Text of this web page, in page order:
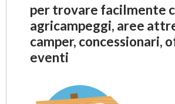
per trovare facilmente
agricampeggi, aree
camper, concessionari,
eventi